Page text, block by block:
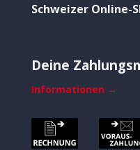
Schweizer Online-
Deine
Informationen →